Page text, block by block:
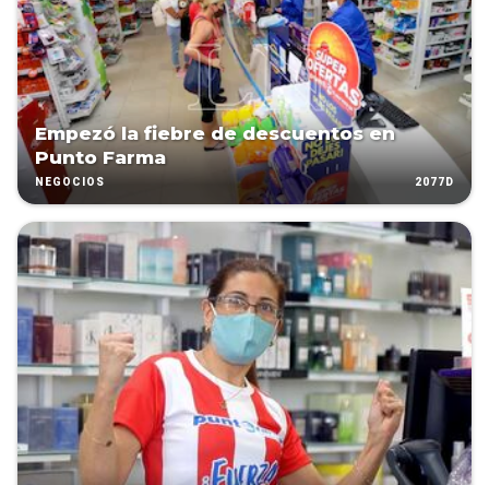
Empezó la fiebre de descuentos en
Punto Farma
NEGOCIOS 2077D